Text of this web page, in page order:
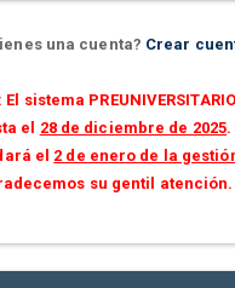
una cuenta? Crear
El sistema
el 28 de diciembre de 2025
el 2 de enero de la
su gentil atención.